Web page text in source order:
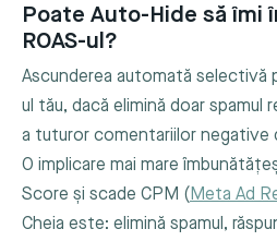
Poate Auto-Hide să îmi
ROAS-ul?
Ascunderea automată selectivă
ul tău, dacă elimină doar spamul
a tuturor comentariilor negative
O implicare mai mare
Score și scade CPM (Meta Ad
Cheia este: elimină spamul,